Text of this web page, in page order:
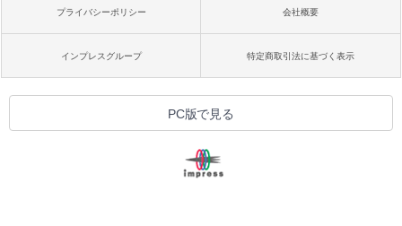
プライバシーポリシー 会社概要
インプレスグループ 特定商取引法に基づく表示
PC版で見る